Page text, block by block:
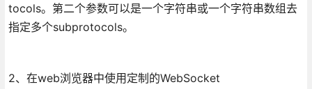
tocols。第二个参数可以是一个字符串或一个字符串数组去
指定多个subprotocols。
2、在web浏览器中使用定制的WebSocket